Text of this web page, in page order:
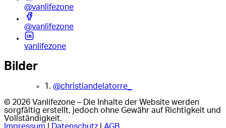
@vanlifezone
@vanlifezone
vanlifezone
Bilder
1. @christiandelatorre_
© 2026 Vanlifezone – Die Inhalte der Website werden
sorgfältig erstellt, jedoch ohne Gewähr auf Richtigkeit und
Vollständigkeit.